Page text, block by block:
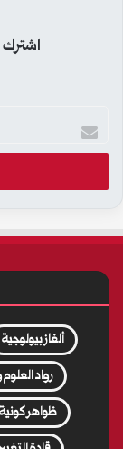
اشترك
أدخل
بريدك
الإلكتروني
ألغاز بيولوجية
رواد
ظواهر